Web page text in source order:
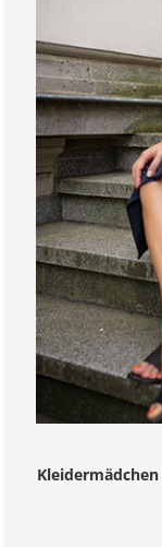
Kleidermädchen